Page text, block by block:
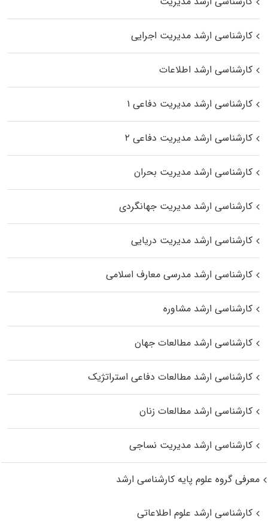
کارشناسی ارشد مدیریت اجرایی
کارشناسی ارشد اطلاعات
کارشناسی ارشد مدیریت دفاعی ۱
کارشناسی ارشد مدیریت دفاعی ۲
کارشناسی ارشد مدیریت بحران
کارشناسی ارشد مدیریت جهانگردی
کارشناسی ارشد مدیریت دریایی
کارشناسی ارشد مدرسی معارف اسلامی
کارشناسی ارشد مشاوره
کارشناسی ارشد مطالعات جهان
کارشناسی ارشد مطالعات دفاعی استراتژیک
کارشناسی ارشد مطالعات زنان
کارشناسی ارشد مدیریت نساجی
معرفی گروه علوم پایه کارشناسی ارشد
کارشناسی ارشد علوم اطلاعاتی